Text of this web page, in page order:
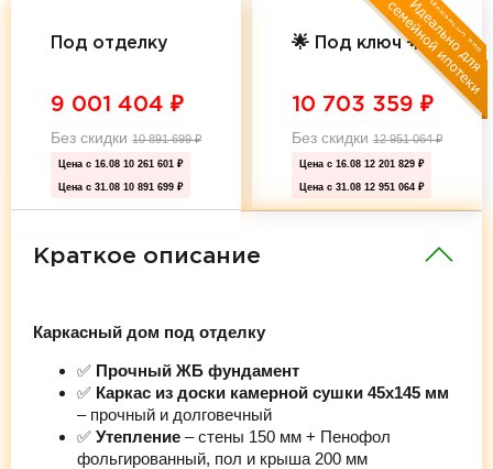
Под отделку
9 001 404 ₽
Без скидки 10 891 699₽
Цена с 16.08 10 261 601 ₽
Цена с 31.08 10 891 699 ₽
🌟 Под ключ 🌟
10 703 359 ₽
Без скидки 12 951 064₽
Цена с 16.08 12 201 829 ₽
Цена с 31.08 12 951 064 ₽
Краткое описание
Каркасный дом под отделку
✅ Прочный ЖБ фундамент
✅ Каркас из доски камерной сушки 45х145 мм
– прочный и долговечный
✅ Утепление – стены 150 мм + Пенофол
фольгированный, пол и крыша 200 мм